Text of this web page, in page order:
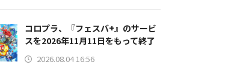
コロプラ、『フェスバ+』のサービ
スを2026年11月11日をもって終了
2026.08.04 16:56